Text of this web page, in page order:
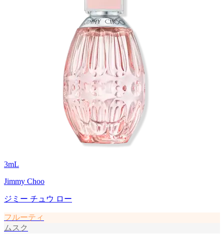
3mL
Jimmy Choo
ジミー チュウ ロー
フルーティ
ムスク